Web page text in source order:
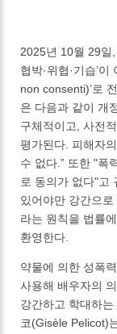
2025년 10월 29일,
협박·위협·기습’
non consenti)’로
은 다음과 같이 개
구체적이고, 사전
평가된다. 피해자
수 없다.” 또한 "폭
로 동의가 없다"고
있어야만 강간으로
라는 원칙을 법률
환영한다.
약물에 의한 성폭
사용해 배우자의
강간하고 학대하
코(Gisèle Pelicot)